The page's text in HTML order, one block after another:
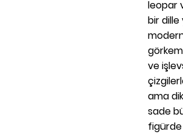
leopar
bir dille
ve
ama
sade
figürde